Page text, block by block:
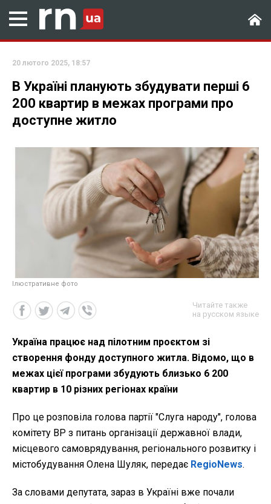
20 лютого 2025, 18:57
В Україні планують збудувати перші 6
200 квартир в межах програми про
доступне житло
Ілюстративне фото
Читайте также
на русском языке
Україна працює над пілотним проєктом зі
створення фонду доступного житла. Відомо, що в
межах цієї програми збудують близько 6 200
квартир в 10 різних регіонах країни
Про це розповіла голова партії "Слуга народу", голова
комітету ВР з питань організації державної влади,
місцевого самоврядування, регіонального розвитку і
містобудування Олена Шуляк, передає RegioNews.
За словами депутата, зараз в Україні вже почали